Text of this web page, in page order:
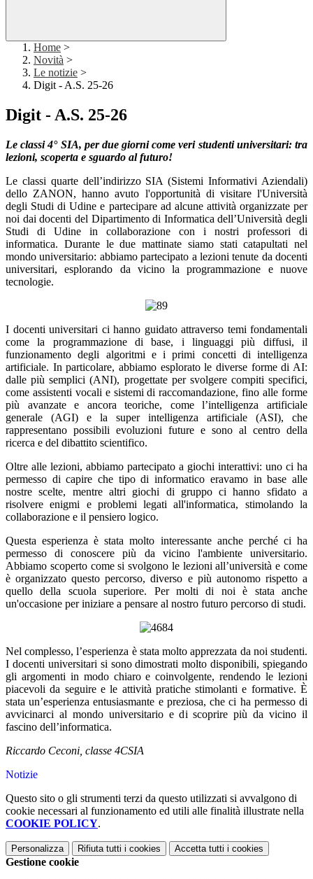
Home >
Novità >
Le notizie >
Digit - A.S. 25-26
Digit - A.S. 25-26
Le classi 4° SIA, per due giorni come veri studenti universitari: tra
lezioni, scoperta e sguardo al futuro!
Le classi quarte dell’indirizzo SIA (Sistemi Informativi Aziendali)
dello ZANON, hanno avuto l'opportunità di visitare l'Università
degli Studi di Udine e partecipare ad alcune attività organizzate per
noi dai docenti del Dipartimento di Informatica dell’Università degli
Studi di Udine in collaborazione con i nostri professori di
informatica. Durante le due mattinate siamo stati catapultati nel
mondo universitario: abbiamo partecipato a lezioni tenute da docenti
universitari, esplorando da vicino la programmazione e nuove
tecnologie.
I docenti universitari ci hanno guidato attraverso temi fondamentali
come la programmazione di base, i linguaggi più diffusi, il
funzionamento degli algoritmi e i primi concetti di intelligenza
artificiale. In particolare, abbiamo esplorato le diverse forme di AI:
dalle più semplici (ANI), progettate per svolgere compiti specifici,
come assistenti vocali e sistemi di raccomandazione, fino alle forme
più avanzate e ancora teoriche, come l’intelligenza artificiale
generale (AGI) e la super intelligenza artificiale (ASI), che
rappresentano possibili evoluzioni future e sono al centro della
ricerca e del dibattito scientifico.
Oltre alle lezioni, abbiamo partecipato a giochi interattivi: uno ci ha
permesso di capire che tipo di informatico eravamo in base alle
nostre scelte, mentre altri giochi di gruppo ci hanno sfidato a
risolvere enigmi e problemi legati all'informatica, stimolando la
collaborazione e il pensiero logico.
Questa esperienza è stata molto interessante anche perché ci ha
permesso di conoscere più da vicino l'ambiente universitario.
Abbiamo scoperto come si svolgono le lezioni all’università e come
è organizzato questo percorso, diverso e più autonomo rispetto a
quello della scuola superiore. Per molti di noi è stata anche
un'occasione per iniziare a pensare al nostro futuro percorso di studi.
Nel complesso, l’esperienza è stata molto apprezzata da noi studenti.
I docenti universitari si sono dimostrati molto disponibili, spiegando
gli argomenti in modo chiaro e coinvolgente, rendendo le lezioni
piacevoli da seguire e le attività pratiche stimolanti e formative. È
stata un’esperienza entusiasmante e preziosa, che ci ha permesso di
avvicinarci al mondo universitario e di scoprire più da vicino il
fascino dell’informatica.
Riccardo Ceconi, classe 4CSIA
Notizie
Questo sito o gli strumenti terzi da questo utilizzati si avvalgono di
cookie necessari al funzionamento ed utili alle finalità illustrate nella
COOKIE POLICY.
Personalizza Rifiuta tutti i cookies Accetta tutti i cookies
Gestione cookie